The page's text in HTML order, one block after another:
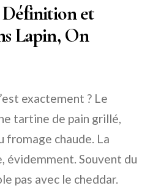
et
Lapin, On
exactement ? Le
tartine de pain grillé,
fromage chaude. La
évidemment. Souvent du
pas avec le cheddar.